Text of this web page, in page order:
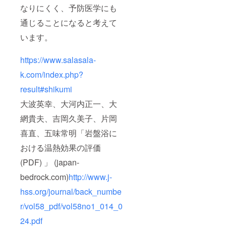
なりにくく、予防医学にも
通じることになると考えて
います。
https://www.salasala-
k.com/index.php?
result#shikumi
大波英幸、大河内正一、大
網貴夫、吉岡久美子、片岡
喜直、五味常明「岩盤浴に
おける温熱効果の評価
(PDF) 」 (japan-
bedrock.com)http://www.j-
hss.org/journal/back_numbe
r/vol58_pdf/vol58no1_014_0
24.pdf